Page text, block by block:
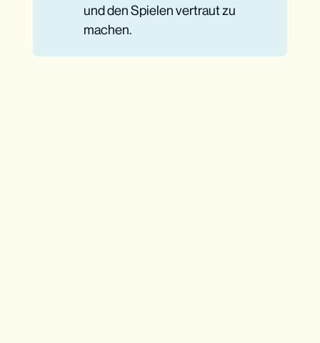
und den Spielen vertraut zu
machen.